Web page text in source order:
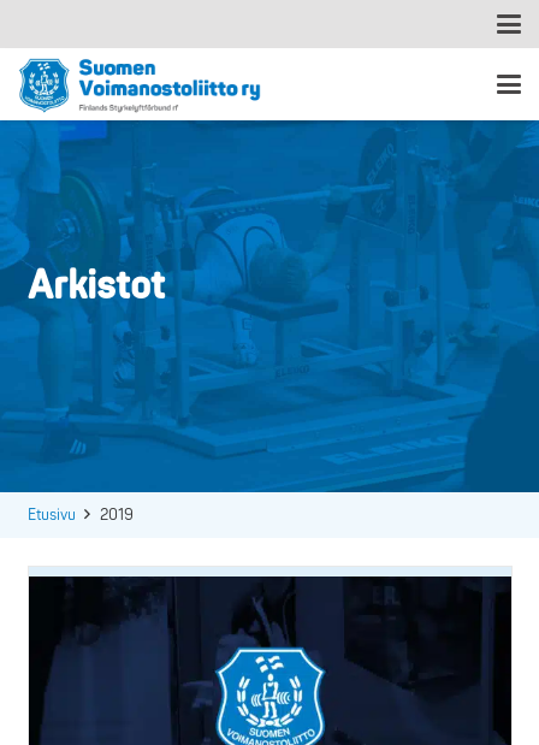
Arkistot
Etusivu 2019